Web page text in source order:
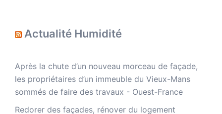
Actualité Humidité
Après la chute d’un nouveau morceau de façade,
les propriétaires d’un immeuble du Vieux-Mans
sommés de faire des travaux - Ouest-France
Redorer des façades, rénover du logement